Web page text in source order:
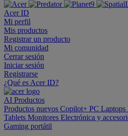
Acer ID
Mi perfil
Mis productos
Registrar un producto
Mi comunidad
Cerrar sesión
Iniciar sesión
Registrarse
¿Qué es Acer ID?
AI Productos
Productos nuevos Copilot+ PC Laptops
Tablets Monitores Electrónica y
Gaming portátil